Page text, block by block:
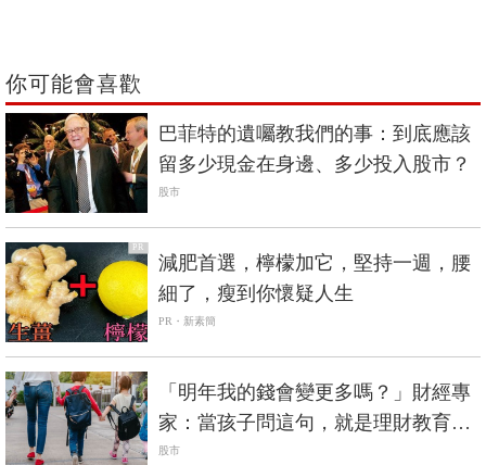
你可能會喜歡
巴菲特的遺囑教我們的事：到底應該
留多少現金在身邊、多少投入股市？
股市
PR
減肥首選，檸檬加它，堅持一週，腰
細了，瘦到你懷疑人生
PR・新素簡
「明年我的錢會變更多嗎？」財經專
家：當孩子問這句，就是理財教育好
時機！
股市